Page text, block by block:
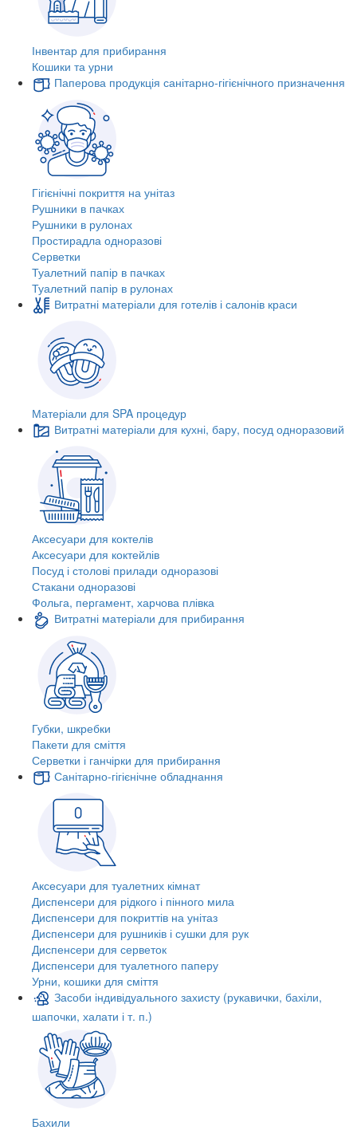
Інвентар для прибирання
Кошики та урни
Паперова продукція санітарно-гігієнічного призначення
Гігієнічні покриття на унітаз
Рушники в пачках
Рушники в рулонах
Простирадла одноразові
Серветки
Туалетний папір в пачках
Туалетний папір в рулонах
Витратні матеріали для готелів і салонів краси
Матеріали для SPA процедур
Витратні матеріали для кухні, бару, посуд одноразовий
Аксесуари для коктелів
Аксесуари для коктейлів
Посуд і столові прилади одноразові
Стакани одноразові
Фольга, пергамент, харчова плівка
Витратні матеріали для прибирання
Губки, шкребки
Пакети для сміття
Серветки і ганчірки для прибирання
Санітарно-гігієнічне обладнання
Аксесуари для туалетних кімнат
Диспенсери для рідкого і пінного мила
Диспенсери для покриттів на унітаз
Диспенсери для рушників і сушки для рук
Диспенсери для серветок
Диспенсери для туалетного паперу
Урни, кошики для сміття
Засоби індивідуального захисту (рукавички, бахіли,
шапочки, халати і т. п.)
Бахили